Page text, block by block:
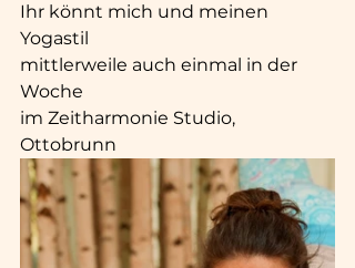
Ihr könnt mich und meinen
Yogastil
mittlerweile auch einmal in der
Woche
im Zeitharmonie Studio,
Ottobrunn